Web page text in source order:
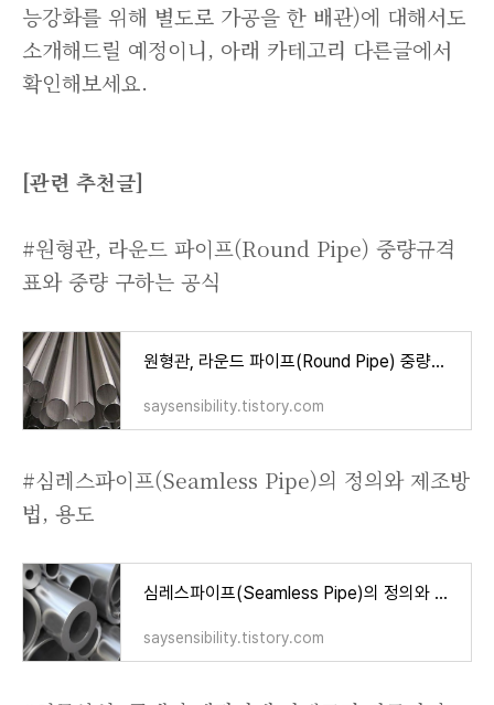
능강화를 위해 별도로 가공을 한 배관)에 대해서도
소개해드릴 예정이니, 아래 카테고리 다른글에서
확인해보세요.
[관련 추천글]
#원형관, 라운드 파이프(Round Pipe) 중량규격
표와 중량 구하는 공식
원형관, 라운드 파이프(Round Pipe) 중량규격표와 중량 구하는 공식
saysensibility.tistory.com
#심레스파이프(Seamless Pipe)의 정의와 제조방
법, 용도
심레스파이프(Seamless Pipe)의 정의와 제조방법, 용도
saysensibility.tistory.com